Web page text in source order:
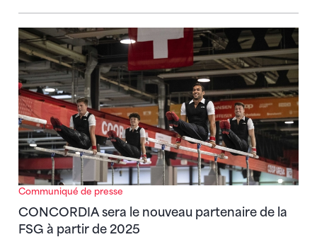
Communiqué de presse
CONCORDIA sera le nouveau partenaire de la
FSG à partir de 2025
CONCORDIA sera le nouveau partenaire de la FSG